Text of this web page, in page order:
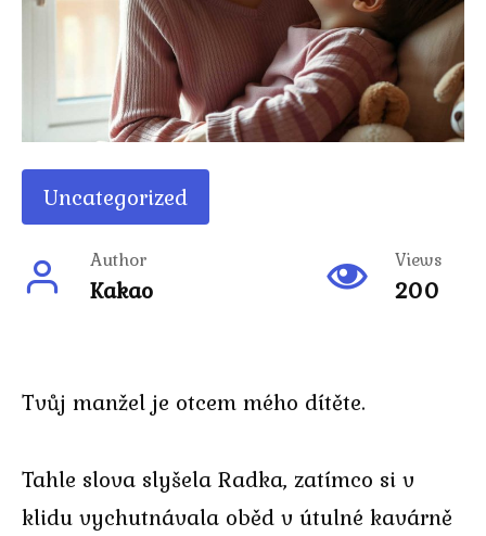
Uncategorized
Author
Kakao
Views
200
Tvůj manžel je otcem mého dítěte.
Tahle slova slyšela Radka, zatímco si v
klidu vychutnávala oběd v útulné kavárně